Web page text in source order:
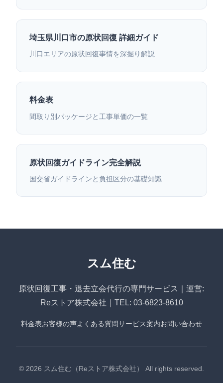
埼玉県川口市の原状回復 詳細ガイド
川口エリアの原状回復事情を深掘り解説
料金表
間取り別パッケージと工事単価の一覧
原状回復ガイドライン完全解説
国交省ガイドラインと負担区分の基礎知識
スム住む
原状回復工事・退去立会代行の専門サービス｜運営:
Reストア株式会社｜TEL: 03-6823-8610
料金表お客様の声よくある質問サービス案内お問い合わせ
© 2026 スム住む（Reストア株式会社） All rights reserved.